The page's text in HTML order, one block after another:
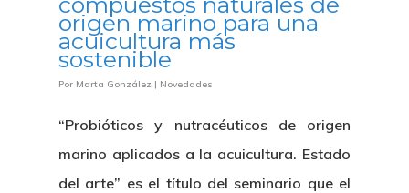
origen marino para una
acuicultura más
sostenible
Por Marta González | Novedades
“Probióticos y nutracéuticos de origen
marino aplicados a la acuicultura. Estado
del arte” es el título del seminario que el